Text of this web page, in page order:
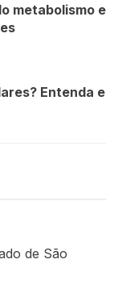
metabolismo e
Entenda e
de São